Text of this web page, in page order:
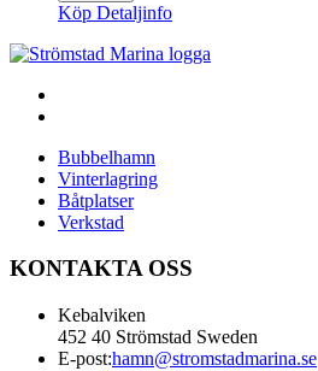
Köp Detaljinfo
Bubbelhamn
Vinterlagring
Båtplatser
Verkstad
KONTAKTA OSS
Kebalviken
452 40 Strömstad Sweden
E-post:hamn@stromstadmarina.se